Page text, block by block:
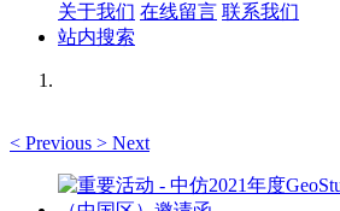
关于我们 在线留言 联系我们
站内搜索
< Previous > Next